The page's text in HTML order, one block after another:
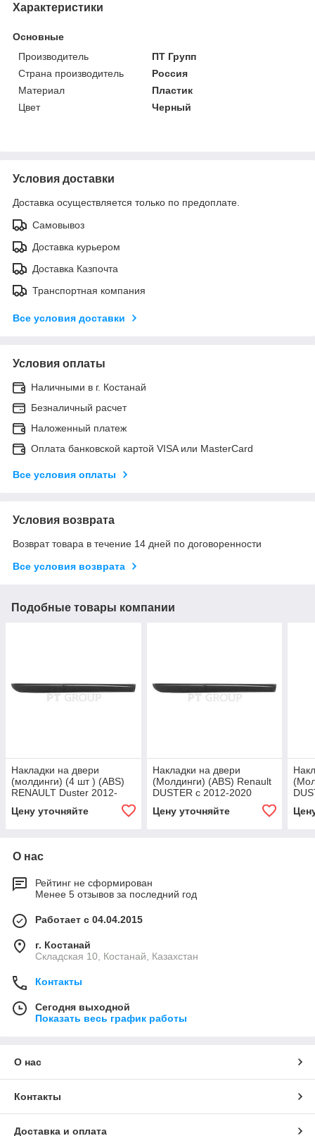
Характеристики
Основные
Производитель
ПТ Групп
Страна производитель
Россия
Материал
Пластик
Цвет
Черный
Условия доставки
Доставка осуществляется только по предоплате.
Самовывоз
Доставка курьером
Доставка Казпочта
Транспортная компания
Все условия доставки
Условия оплаты
Наличными в г. Костанай
Безналичный расчет
Наложенный платеж
Оплата банковской картой VISA или MasterCard
Все условия оплаты
Условия возврата
Возврат товара в течение 14 дней по договоренности
Все условия возврата
Подобные товары компании
Накладки на двери
(молдинги) (4 шт ) (ABS)
RENAULT Duster 2012-
Цену уточняйте
Накладки на двери
(Молдинги) (ABS) Renault
DUSTER с 2012-2020
Цену уточняйте
О нас
Рейтинг не сформирован
Менее 5 отзывов за последний год
Работает с 04.04.2015
г. Костанай
Складская 10, Костанай, Казахстан
Контакты
Сегодня выходной
Показать весь график работы
О нас
Контакты
Доставка и оплата